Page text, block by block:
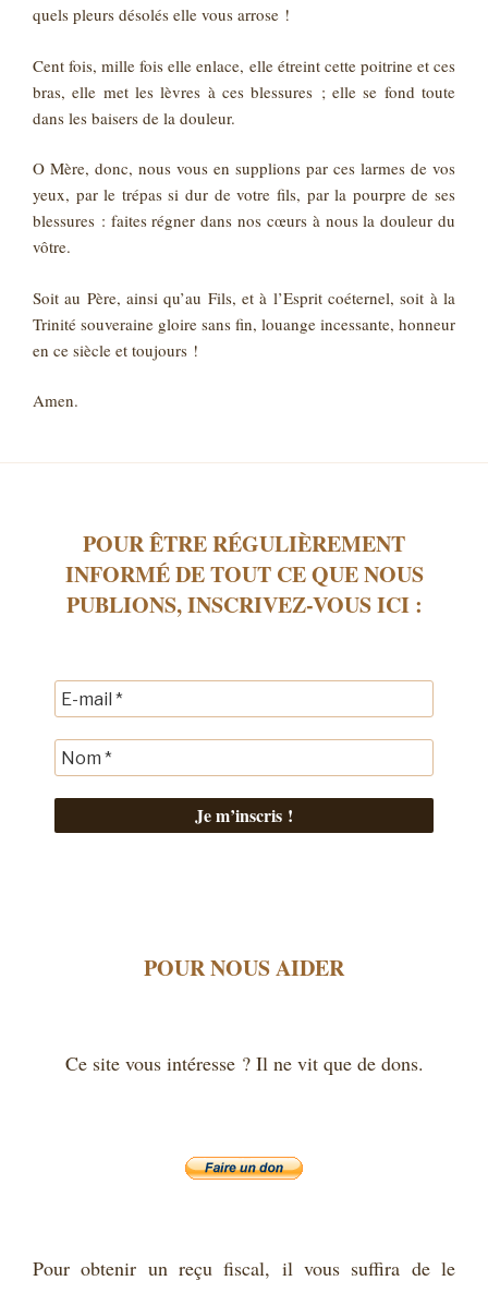
quels pleurs désolés elle vous arrose !
Cent fois, mille fois elle enlace, elle étreint cette poitrine et ces
bras, elle met les lèvres à ces blessures ; elle se fond toute
dans les baisers de la douleur.
O Mère, donc, nous vous en supplions par ces larmes de vos
yeux, par le trépas si dur de votre fils, par la pourpre de ses
blessures : faites régner dans nos cœurs à nous la douleur du
vôtre.
Soit au Père, ainsi qu’au Fils, et à l’Esprit coéternel, soit à la
Trinité souveraine gloire sans fin, louange incessante, honneur
en ce siècle et toujours !
Amen.
POUR ÊTRE RÉGULIÈREMENT
INFORMÉ DE TOUT CE QUE NOUS
PUBLIONS, INSCRIVEZ-VOUS ICI :
POUR NOUS AIDER
Ce site vous intéresse ? Il ne vit que de dons.
Pour obtenir un reçu fiscal, il vous suffira de le